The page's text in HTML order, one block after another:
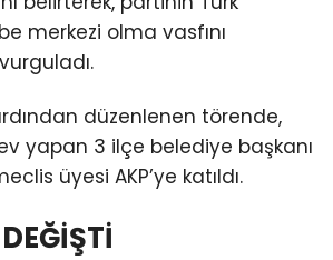
merkezi olma vasfını
düzenlenen törende,
yapan 3 ilçe belediye başkanı
üyesi AKP’ye katıldı.